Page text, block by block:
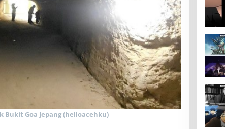
Bukit Goa Jepang (helloacehku)